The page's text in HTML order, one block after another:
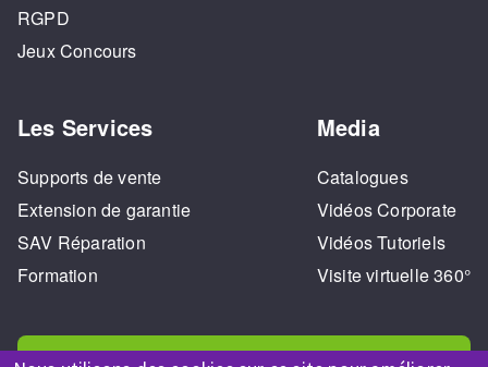
RGPD
Jeux Concours
Les Services
Supports de vente
Extension de garantie
SAV Réparation
Formation
Media
Catalogues
Vidéos Corporate
Vidéos Tutoriels
Visite virtuelle 360°